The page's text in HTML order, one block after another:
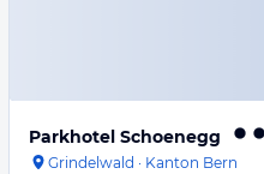
Parkhotel Schoenegg
Grindelwald · Kanton Bern